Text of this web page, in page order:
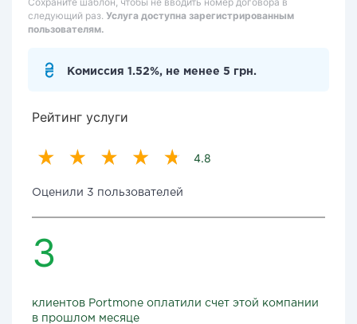
следующий раз. Услуга доступна зарегистрированным
пользователям.
Комиссия 1.52%, не менее 5 грн.
Рейтинг услуги
4.8
Оценили 3 пользователей
3
клиентов Portmone оплатили счет этой компании
в прошлом месяце